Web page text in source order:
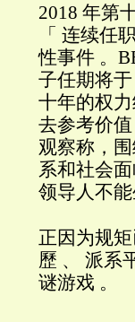
2018 年第
「 连续任
性事件 。
子任期将
十年的权
去参考价
观察称，
系和社会
领导人不能
正因为规
歷 、 派系
谜游戏 。